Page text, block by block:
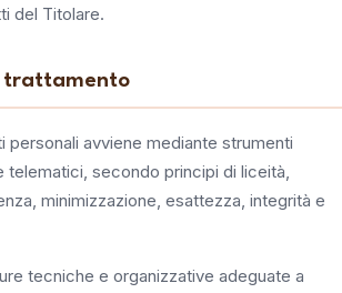
del Titolare.
trattamento
personali avviene mediante strumenti
telematici, secondo principi di liceità,
minimizzazione, esattezza, integrità e
tecniche e organizzative adeguate a